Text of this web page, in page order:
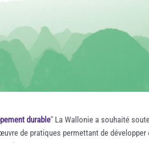
durable" La Wallonie a souhaité
de pratiques permettant de développer